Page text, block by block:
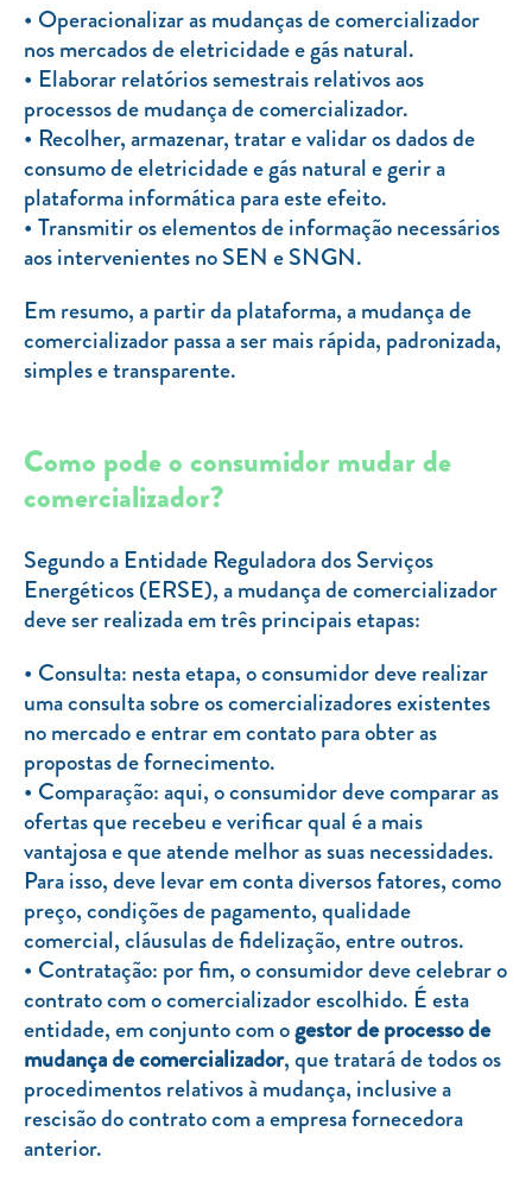
Operacionalizar as mudanças de comercializador
nos mercados de eletricidade e gás natural.
Elaborar relatórios semestrais relativos aos
processos de mudança de comercializador.
Recolher, armazenar, tratar e validar os dados de
consumo de eletricidade e gás natural e gerir a
plataforma informática para este efeito.
Transmitir os elementos de informação necessários
aos intervenientes no SEN e SNGN.
Em resumo, a partir da plataforma, a mudança de
comercializador passa a ser mais rápida, padronizada,
simples e transparente.
Como pode o consumidor mudar de
comercializador?
Segundo a Entidade Reguladora dos Serviços
Energéticos (ERSE), a mudança de comercializador
deve ser realizada em três principais etapas:
Consulta: nesta etapa, o consumidor deve realizar
uma consulta sobre os comercializadores existentes
no mercado e entrar em contato para obter as
propostas de fornecimento.
Comparação: aqui, o consumidor deve comparar as
ofertas que recebeu e verificar qual é a mais
vantajosa e que atende melhor as suas necessidades.
Para isso, deve levar em conta diversos fatores, como
preço, condições de pagamento, qualidade
comercial, cláusulas de fidelização, entre outros.
Contratação: por fim, o consumidor deve celebrar o
contrato com o comercializador escolhido. É esta
entidade, em conjunto com ogestor de processo de
mudança de comercializador, que tratará de todos os
procedimentos relativos à mudança, inclusive a
rescisão do contrato com a empresa fornecedora
anterior.